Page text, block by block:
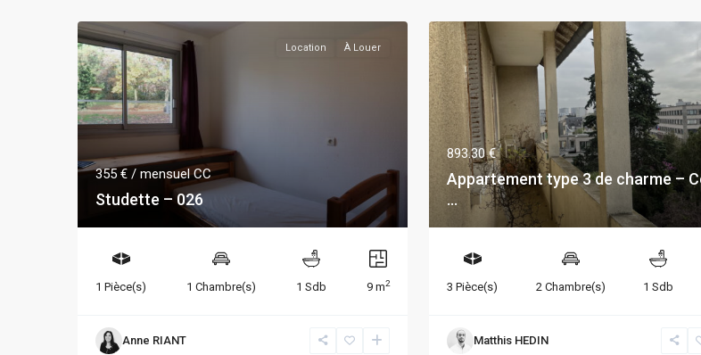
Location À Louer
355 € / mensuel CC
Studette – 026
1 Pièce(s) 1 Chambre(s) 1 Sdb 9 m2
Anne RIANT
893.30 €
Appartement type 3 de charme –
...
3 Pièce(s) 2 Chambre(s) 1 Sdb
Matthis HEDIN